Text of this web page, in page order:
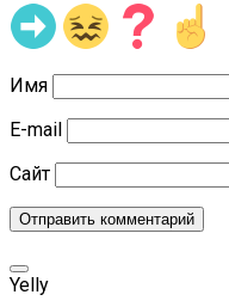
Имя
E-mail
Сайт
Yelly